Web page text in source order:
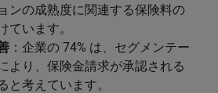
ンの成熟度に関連する保険料の
ています。
：企業の 74% は、セグメンテー
より、保険金請求が承認される
と考えています。